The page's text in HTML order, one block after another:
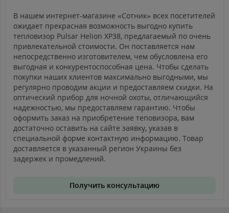
В нашем интернет-магазине «Сотник» всех посетителей
ожидает прекрасная возможность выгодно купить
тепловизор Pulsar Helion XP38, предлагаемый по очень
привлекательной стоимости. Он поставляется нам
непосредственно изготовителем, чем обусловлена его
выгодная и конкурентоспособная цена. Чтобы сделать
покупки наших клиентов максимально выгодными, мы
регулярно проводим акции и предоставляем скидки. На
оптический прибор для ночной охоты, отличающийся
надежностью, мы предоставляем гарантию. Чтобы
оформить заказ на приобретение теповизора, вам
достаточно оставить на сайте заявку, указав в
специальной форме контактную информацию. Товар
доставляется в указанный регион Украины без
задержек и промедлений.
Получить консультацию